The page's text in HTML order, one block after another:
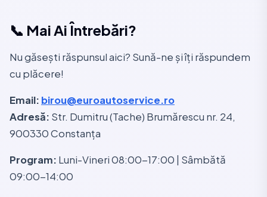
📞 Mai Ai Întrebări?
Nu găsești răspunsul aici? Sună-ne și îți răspundem
cu plăcere!
Email: birou@euroautoservice.ro
Adresă: Str. Dumitru (Tache) Brumărescu nr. 24,
900330 Constanța
Program: Luni-Vineri 08:00-17:00 | Sâmbătă
09:00-14:00